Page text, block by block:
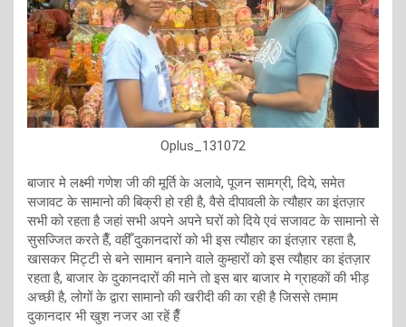
Oplus_131072
बाजार मे लक्ष्मी गणेश जी की मूर्ति के अलावे, पूजन सामग्री, दिये, समेत
सजावट के सामानो की बिक्री हो रही है, वैसे दीपावली के त्यौहार का इंतज़ार
सभी को रहता है जहां सभी अपने अपने घरों को दिये एवं सजावट के सामानो से
सुसज्जित करते हैँ, वहीँ दुकानदारों को भी इस त्यौहार का इंतज़ार रहता है,
खासकर मिट्टी से बने सामान बनाने वाले कुम्हारों को इस त्यौहार का इंतज़ार
रहता है, बाजार के दुकानदारों की माने तो इस बार बाजार मे ग्राहकों की भीड़
अच्छी है, लोगों के द्वारा सामानो की खरीदी की का रही है जिससे तमाम
दुकानदार भी खुश नजर आ रहें हैँ